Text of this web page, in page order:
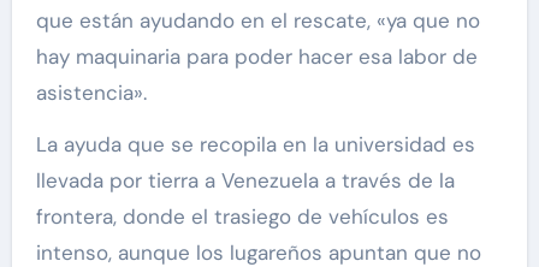
que están ayudando en el rescate, «ya que no
hay maquinaria para poder hacer esa labor de
asistencia».
La ayuda que se recopila en la universidad es
llevada por tierra a Venezuela a través de la
frontera, donde el trasiego de vehículos es
intenso, aunque los lugareños apuntan que no